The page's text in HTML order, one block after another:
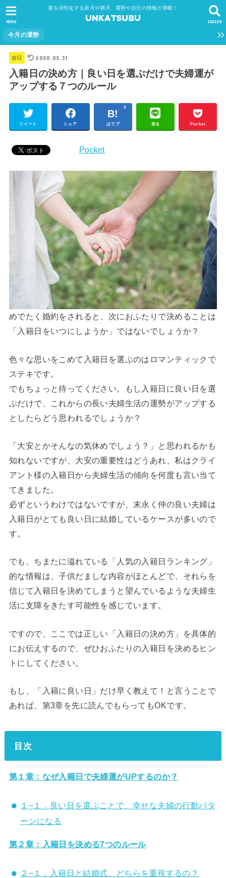
運を活性化する新月や満月、運勢や吉日の情報が満載！
SEARCH
MENU
今月の運勢
吉日 2020.05.31
入籍日の決め方｜良い日を選ぶだけで夫婦運が
アップする７つのルール
ツイート シェア はてブ
3
送る Pocket
Pocket
めでたく婚約をされると、次におふたりで決めることは
「入籍日をいつにしようか」ではないでしょうか？
色々な思いをこめて入籍日を選ぶのはロマンティックで
ステキです。
でもちょっと待ってください。もし入籍日に良い日を選
ぶだけで、これからの長い夫婦生活の運勢がアップする
としたらどう思われるでしょうか？
「大安とかそんなの気休めでしょう？」と思われるかも
知れないですが、大安の重要性はどうあれ、私はクライ
アント様の入籍日から夫婦生活の傾向を何度も言い当て
てきました。
必ずというわけではないですが、末永く仲の良い夫婦は
入籍日がとても良い日に結婚しているケースが多いので
す。
でも、ちまたに溢れている「人気の入籍日ランキング」
的な情報は、子供だましな内容がほとんどで、それらを
信じて入籍日を決めてしまうと望んでいるような夫婦生
活に支障をきたす可能性を感じています。
ですので、ここでは正しい「入籍日の決め方」を具体的
にお伝えするので、ぜひおふたりの入籍日を決めるヒン
トにしてください。
もし、「入籍に良い日」だけ早く教えて！と言うことで
あれば、第3章を先に読んでもらってもOKです。
目次
第１章：なぜ入籍日で夫婦運がUPするのか？
１−１．良い日を選ぶことで、幸せな夫婦の行動パタ
ーンになる
第２章：入籍日を決める7つのルール
２−１．入籍日と結婚式、どちらを重視するの？